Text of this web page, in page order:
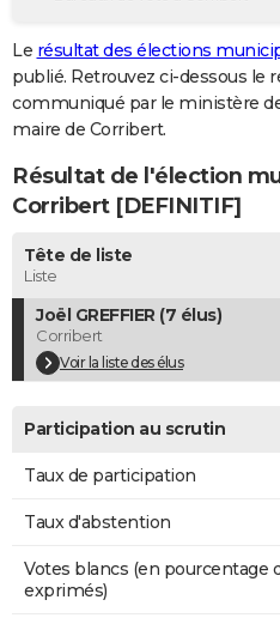
GUIDES D'ACHAT
BONS PLANS
CARTE DE VOEUX
Carte de Noël
Carte Bonne année
Carte Saint-Valentin
Carte Pâques
Carte d'anniversaire
DICTIONNAIRE
Dictionnaire
Biographies
Citations
Expressions
Proverbes
PROGRAMME TV
COPAINS D'AVANT
S'inscrire
Se connecter
Lycées
Collèges
Primaires
Universités
Entreprises
Service militaire
Avis de recherche
AVIS DE DÉCÈS
FORUM
Le résultat des élections
publié. Retrouvez ci-dessous le
communiqué par le ministère
maire de Corribert.
Résultat de l'élection
Corribert [DEFINITIF]
Tête de liste
Liste
Joël GREFFIER (7 élus)
Corribert
Voir la liste des élus
Participation au scrutin
Taux de participation
Taux d'abstention
Votes blancs (en pourcentage
exprimés)